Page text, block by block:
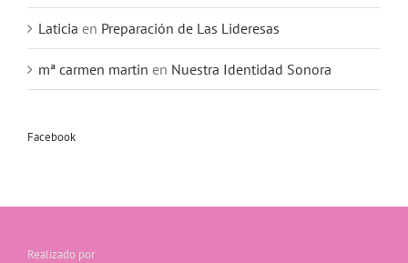
Laticia en Preparación de Las Lideresas
mª carmen martin en Nuestra Identidad Sonora
Facebook
Realizado por